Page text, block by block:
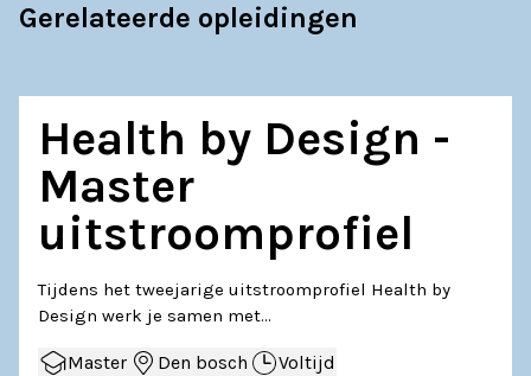
Gerelateerde opleidingen
Health by Design -
Master
uitstroomprofiel
Tijdens het tweejarige uitstroomprofiel Health by
Design werk je samen met…
Master Den bosch Voltijd